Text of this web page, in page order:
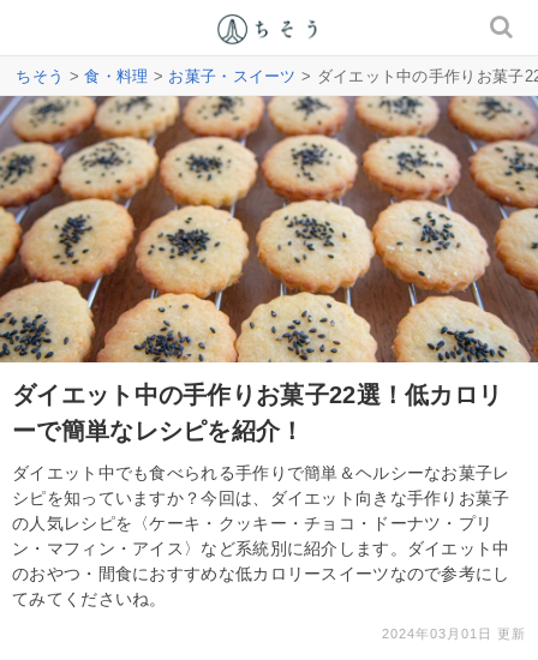
ちそう >食・料理 > お菓子・スイーツ > ダイエット中の手作りお菓子
ダイエット中の手作りお菓子22選！低カロリ
ーで簡単なレシピを紹介！
ダイエット中でも食べられる手作りで簡単＆ヘルシーなお菓子レ
シピを知っていますか？今回は、ダイエット向きな手作りお菓子
の人気レシピを〈ケーキ・クッキー・チョコ・ドーナツ・プリ
ン・マフィン・アイス〉など系統別に紹介します。ダイエット中
のおやつ・間食におすすめな低カロリースイーツなので参考にし
てみてくださいね。
2024年03月01日 更新